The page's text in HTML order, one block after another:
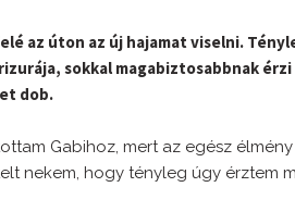
az úton az új hajamat viselni.
sokkal magabiztosabbnak érzi
dob.
Gabihoz, mert az egész
nekem, hogy tényleg úgy érztem